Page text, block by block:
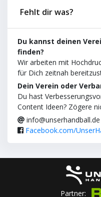
Fehlt dir was?
Du kannst deinen
finden?
Wir arbeiten mit
für Dich zeitnah
Dein Verein oder
Du hast
Content Ideen? Zögere
info@unserhandball.de
Facebook.com/
Partner: